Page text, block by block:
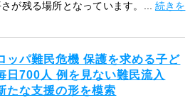
が残る場所となっています。... 続きを
ッパ難民危機 保護を求める子ど
日700人 例を見ない難民流入
たな支援の形を模索